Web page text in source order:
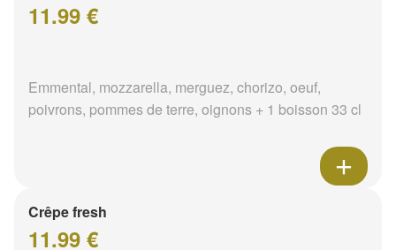
11.99 €
Emmental, mozzarella, merguez, chorizo, oeuf,
poivrons, pommes de terre, oignons + 1 boisson 33 cl
Crêpe fresh
11.99 €